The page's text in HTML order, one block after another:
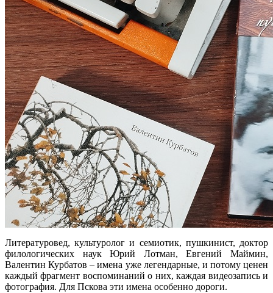
Литературовед, культуролог и семиотик, пушкинист, доктор
филологических наук Юрий Лотман, Евгений Маймин,
Валентин Курбатов – имена уже легендарные, и потому ценен
каждый фрагмент воспоминаний о них, каждая видеозапись и
фотография. Для Пскова эти имена особенно дороги.